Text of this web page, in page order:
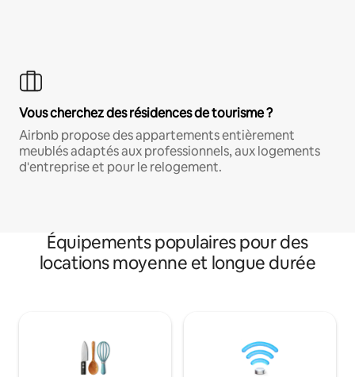
Vous cherchez des résidences de tourisme ?
Airbnb propose des appartements entièrement
meublés adaptés aux professionnels, aux logements
d'entreprise et pour le relogement.
Équipements populaires pour des
locations moyenne et longue durée